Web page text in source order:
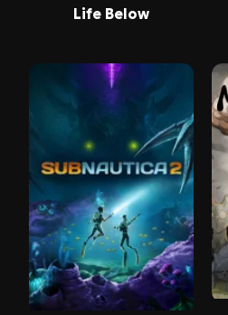
Life Below